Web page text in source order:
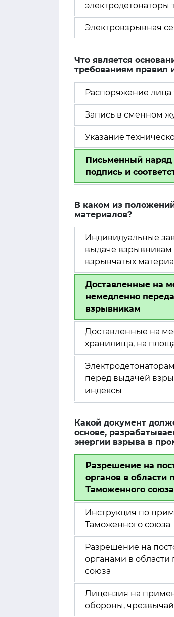
Электровзрывная
Что является
требованиям правил
Распоряжение лица
Запись в сменном
Указание
Письменный наряд
подпись и
В каком из
материалов?
Индивидуальные
выдаче взрывникам
взрывчатых
Доставленные на
немедленно
взрывникам
Доставленные на
хранилища, на
перед выдачей
индексы
Какой документ
основе,
энергии взрыва в
Разрешение на
органов в области
Таможенного союза
Инструкция по
Таможенного союза
Разрешение на
органами в
союза
Лицензия на
обороны,